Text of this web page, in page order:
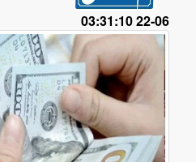
06-22 03:31:10